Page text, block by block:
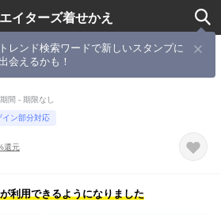
イターズ着せかえ
トレンド検索ワードで新しいスタンプに
出会えるかも！
とばぶどりちゃん02
間 - 期限なし
ン部分対応
還元
利用できるようになりました